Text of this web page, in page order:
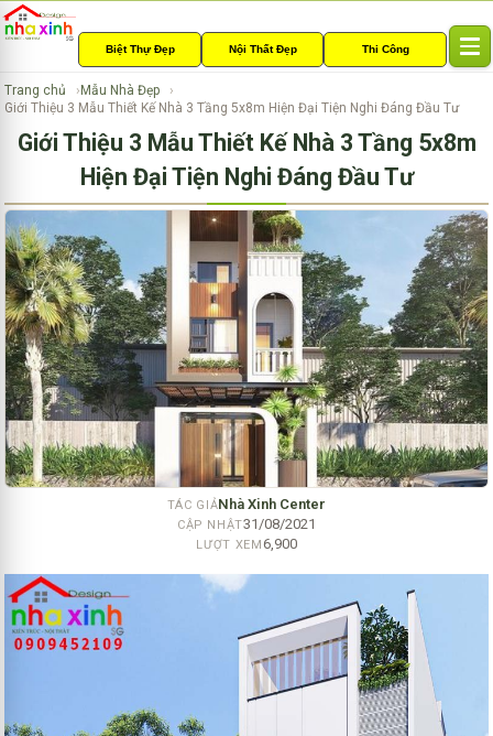
Biệt Thự Đẹp Nội Thất Đẹp Thi Công
g
l
a
v
i
g
a
t
i
o
n
Trang chủ
Mẫu Nhà Đẹp
Giới Thiệu 3 Mẫu Thiết Kế Nhà 3 Tầng 5x8m Hiện Đại Tiện Nghi Đáng Đầu Tư
Giới Thiệu 3 Mẫu Thiết Kế Nhà 3 Tầng 5x8m
Hiện Đại Tiện Nghi Đáng Đầu Tư
TÁC GIẢNhà Xinh Center
CẬP NHẬT31/08/2021
LƯỢT XEM6,900